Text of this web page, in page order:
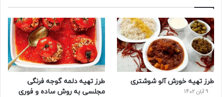
ب
و
ک
ی
ت
ر
ت
ر
ی
س
ت
ی
و
ب
پ
ر
س
طرز تهیه خورش آلو شوشتری
9 آبان 1402
طرز تهیه دلمه گوجه فرنگی
مجلسی به روش ساده و فوری